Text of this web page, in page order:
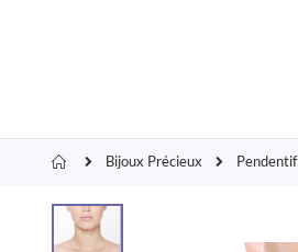
AccueilBijoux Précieux Pendentif
Skip